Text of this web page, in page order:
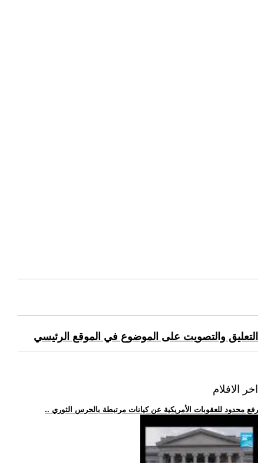
التعليق والتصويت على الموضوع في الموقع الرئيسي
اخر الافلام
.. رفع محدود للعقوبات الأمريكية عن كيانات مرتبطة بالحرس الثوري